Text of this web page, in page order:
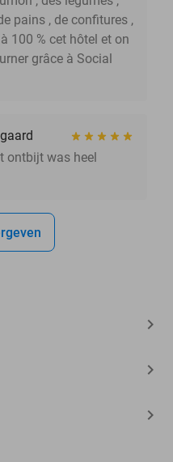
pains , de confitures ,
100 % cet hôtel et on
grâce à Social
ontbijt was heel